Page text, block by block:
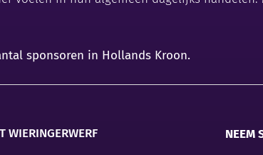
sponsoren in Hollands Kroon.
WIERINGERWERF
NEEM